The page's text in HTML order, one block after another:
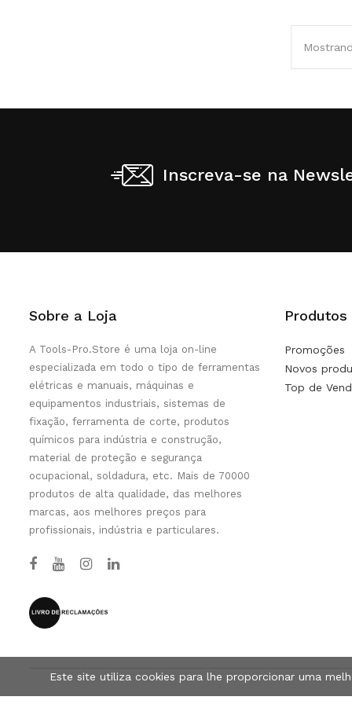
Inscreva-se na
Sobre a Loja
A Tools-Pro.Store é uma loja on-line
especializada em todo o tipo de ferramentas
elétricas e manuais, máquinas e
equipamentos industriais, sistemas de
fixação, ferramenta de corte, produtos
químicos para indústria e construção,
material de proteção e segurança
ocupacional, soldadura, etc. Mais de 70000
produtos de alta qualidade, das melhores
marcas, aos melhores preços para
profissionais, indústria e particulares.
Produtos
Promoções
Novos
Top de
Este site utiliza cookies para lhe proporcionar uma